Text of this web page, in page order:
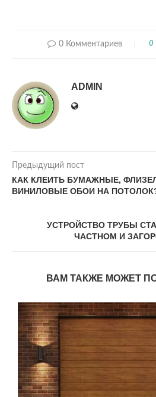
0 Комментариев 0
ADMIN
Предыдущий пост
КАК КЛЕИТЬ БУМАЖНЫЕ,
ВИНИЛОВЫЕ ОБОИ НА
УСТРОЙСТВО ТРУБЫ
ЧАСТНОМ И
ВАМ ТАКЖЕ МОЖЕТ